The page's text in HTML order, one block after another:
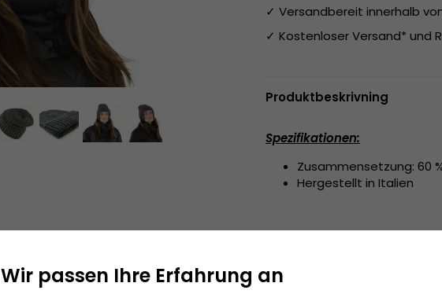
✓ Versandbereit innerhalb
✓ Kostenloser Versand* und
Produktbeskrivning
Spezifikationen:
Zusammensetzung: 60
Hergestellt in Italien
Wir passen Ihre Erfahrung an